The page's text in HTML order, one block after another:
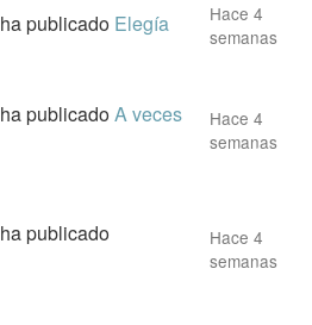
ha publicado Elegía
Hace 4
semanas
ha publicadoA veces
Hace 4
semanas
ha publicado
Hace 4
semanas